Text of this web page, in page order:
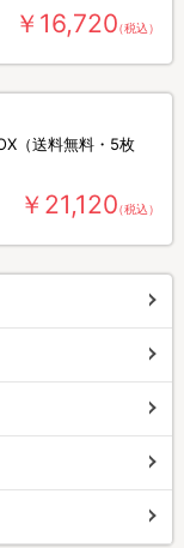
￥16,720（税込）
（送料無料・5枚
￥21,120（税込）